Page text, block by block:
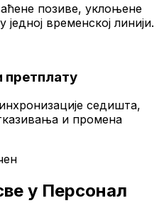
позиве, уклоњене
временској линији.
претплату
седишта,
и промена
у Персонал